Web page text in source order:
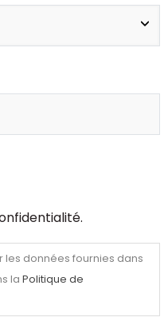
les données fournies dans
la Politique de